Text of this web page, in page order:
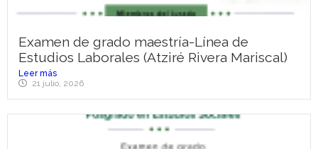
Examen de grado maestría-Línea de
Estudios Laborales (Atziré Rivera Mariscal)
Leer más
21 julio, 2026